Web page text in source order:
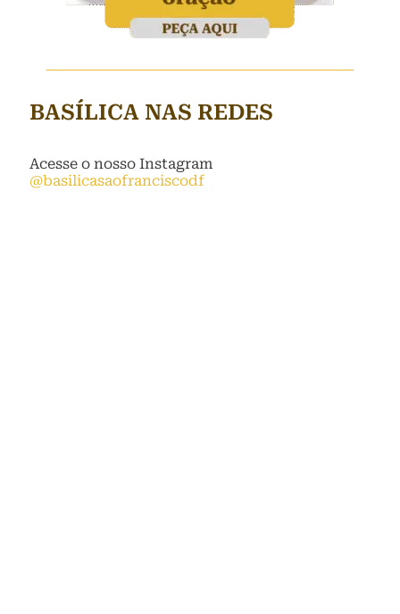
BASÍLICA NAS REDES
Acesse o nosso Instagram
@basilicasaofranciscodf